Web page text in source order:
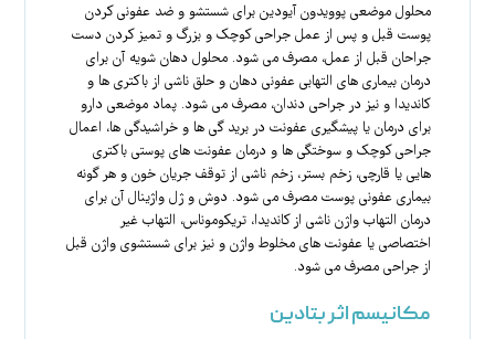
محلول موضعی پوویدون آیودین برای شستشو و ضد عفونی کردن
پوست قبل و پس از عمل جراحی کوچک و بزرگ و تمیز کردن دست
جراحان قبل از عمل، مصرف می شود. محلول دهان شویه آن برای
درمان بیماری های التهابی عفونی دهان و حلق ناشی از باکتری ها و
کاندیدا و نیز در جراحی دندان، مصرف می شود. پماد موضعی دارو
برای درمان یا پیشگیری عفونت در برید گی ها و خراشیدگی ها، اعمال
جراحی کوچک و سوختگی ها و درمان عفونت های پوستی باکتری
هایی یا قارچی، زخم بستر، زخم ناشی از توقف جریان خون و هر گونه
بیماری عفونی پوست مصرف می شود. دوش و ژل واژینال آن برای
درمان التهاب واژن ناشی از کاندیدا، تریکوموناس، التهاب غیر
اختصاصی یا عفونت های مخلوط واژن و نیز برای شستشوی واژن قبل
از جراحی مصرف می شود.
مکانیسم اثر بتادین